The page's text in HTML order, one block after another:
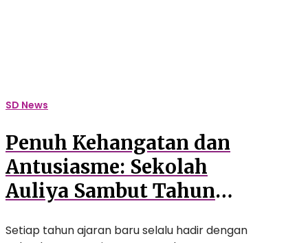
Inspiratif
SD News
Penuh Kehangatan dan
Antusiasme: Sekolah
Auliya Sambut Tahun
Setiap tahun ajaran baru selalu hadir dengan